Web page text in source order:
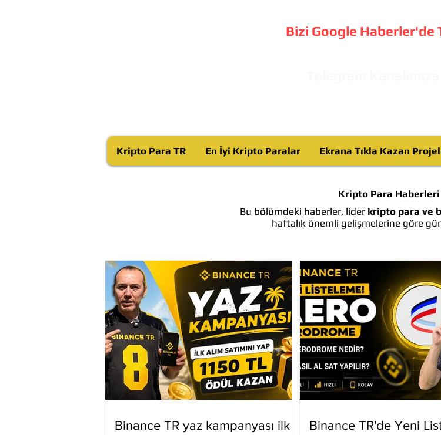
Bizi Google Haberler'de
Kripto Para TR En İyi Kripto Paralar Ekrana Tıkla Kazan
Kripto Para Haberleri
Bu bölümdeki haberler, lider kripto para ve
haftalık önemli gelişmelerine göre
Binance TR yaz kampanyası ilk
Binance TR'de Yeni